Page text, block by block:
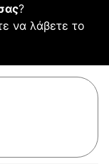
?
να λάβετε το